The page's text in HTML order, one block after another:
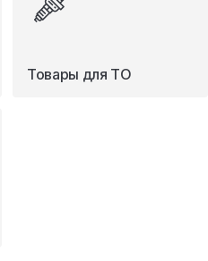
Товары для ТО